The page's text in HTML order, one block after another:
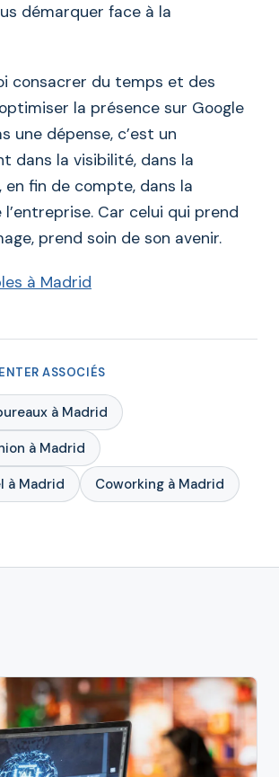
démarquer face à la
consacrer du temps et des
la présence sur Google
une dépense, c’est un
dans la visibilité, dans la
fin de compte, dans la
Car celui qui prend
prend soin de son avenir.
à Madrid
ASSOCIÉS
à Madrid
à Madrid
à Madrid
Coworking à Madrid